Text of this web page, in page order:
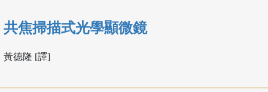
共焦掃描式光學顯微鏡
黃德隆 [譯]